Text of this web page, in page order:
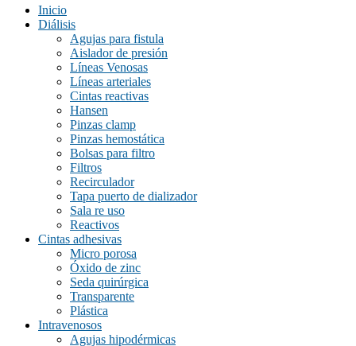
blanco/rojo
café(0)
celeste(0)
gris(0)
madera(0)
madera/cobre(0)
morado(0)
naranjo(0)
natural(0)
negro(0)
negro, morado, blanco, amarillo
negro/azul(0)
negro/azul, negro/rojo, negro/naranjo, negro/verde
negro/naranjo
Inicio
Diálisis
Agujas para fistula
Aislador de presión
Líneas Venosas
Líneas arteriales
Cintas reactivas
Hansen
Pinzas clamp
Pinzas hemostática
Bolsas para filtro
Filtros
Recirculador
Tapa puerto de dializador
Sala re uso
Reactivos
Cintas adhesivas
Micro porosa
Óxido de zinc
Seda quirúrgica
Transparente
Plástica
Intravenosos
Agujas hipodérmicas